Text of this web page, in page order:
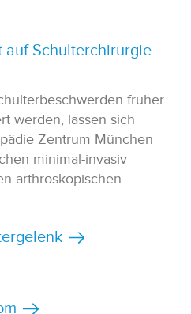
auf Schulterchirurgie
früher
werden, lassen sich
Zentrum München
minimal-invasiv
arthroskopischen